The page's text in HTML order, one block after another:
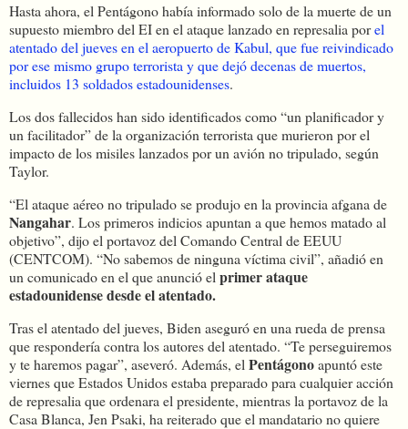
Hasta ahora, el Pentágono había informado solo de la muerte de un
supuesto miembro del EI en el ataque lanzado en represalia porel
atentado del jueves en el aeropuerto de Kabul, que fue reivindicado
por ese mismo grupo terrorista y que dejó decenas de muertos,
incluidos 13 soldados estadounidenses.
Los dos fallecidos han sido identificados como “un planificador y
un facilitador” de la organización terrorista que murieron por el
impacto de los misiles lanzados por un avión no tripulado, según
Taylor.
“El ataque aéreo no tripulado se produjo en la provincia afgana de
Nangahar. Los primeros indicios apuntan a que hemos matado al
objetivo”, dijo el portavoz del Comando Central de EEUU
(CENTCOM). “No sabemos de ninguna víctima civil”, añadió en
un comunicado en el que anunció el primer ataque
estadounidense desde el atentado.
Tras el atentado del jueves, Biden aseguró en una rueda de prensa
que respondería contra los autores del atentado. “Te perseguiremos
y te haremos pagar”, aseveró. Además, el Pentágonoapuntó este
viernes que Estados Unidos estaba preparado para cualquier acción
de represalia que ordenara el presidente, mientras la portavoz de la
Casa Blanca, Jen Psaki, ha reiterado que el mandatario no quiere